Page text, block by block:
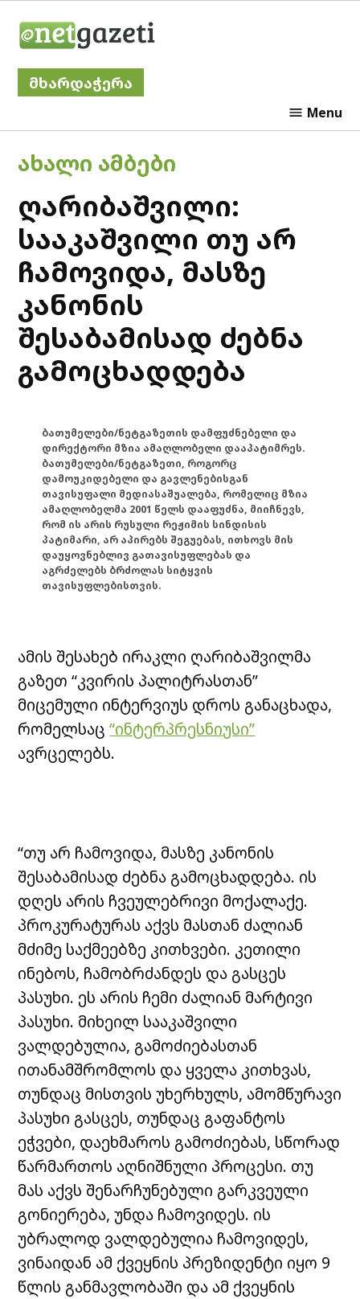
მხარდაჭერა
Menu
POSTED
ᲐᲮᲐᲚᲘ ᲐᲛᲑᲔᲑᲘ
ღარიბაშვილი:
სააკაშვილი თუ არ
ჩამოვიდა, მასზე
კანონის
შესაბამისად ძებნა
გამოცხადდება
ბათუმელები/ნეტგაზეთის დამფუძნებელი და
დირექტორი მზია ამაღლობელი დააპატიმრეს.
ბათუმელები/ნეტგაზეთი, როგორც
დამოუკიდებელი და გავლენებისგან
თავისუფალი მედიასაშუალება, რომელიც მზია
ამაღლობელმა 2001 წელს დააფუძნა, მიიჩნევს,
რომ ის არის რუსული რეჟიმის სინდისის
პატიმარი, არ აპირებს შეგუებას, ითხოვს მის
დაუყოვნებლივ გათავისუფლებას და
აგრძელებს ბრძოლას სიტყვის
თავისუფლებისთვის.
ამის შესახებ ირაკლი ღარიბაშვილმა
გაზეთ “კვირის პალიტრასთან”
მიცემული ინტერვიუს დროს განაცხადა,
რომელსაც“ინტერპრესნიუსი”
ავრცელებს.
“თუ არ ჩამოვიდა, მასზე კანონის
შესაბამისად ძებნა გამოცხადდება. ის
დღეს არის ჩვეულებრივი მოქალაქე.
პროკურატურას აქვს მასთან ძალიან
მძიმე საქმეებზე კითხვები. კეთილი
ინებოს, ჩამობრძანდეს და გასცეს
პასუხი. ეს არის ჩემი ძალიან მარტივი
პასუხი. მიხეილ სააკაშვილი
ვალდებულია, გამოძიებასთან
ითანამშრომლოს და ყველა კითხვას,
თუნდაც მისთვის უხერხულს, ამომწურავი
პასუხი გასცეს, თუნდაც გაფანტოს
ეჭვები, დაეხმაროს გამოძიებას, სწორად
წარმართოს აღნიშნული პროცესი. თუ
მას აქვს შენარჩუნებული გარკვეული
გონიერება, უნდა ჩამოვიდეს. ის
უბრალოდ ვალდებულია ჩამოვიდეს,
ვინაიდან ამ ქვეყნის პრეზიდენტი იყო 9
წლის განმავლობაში და ამ ქვეყნის